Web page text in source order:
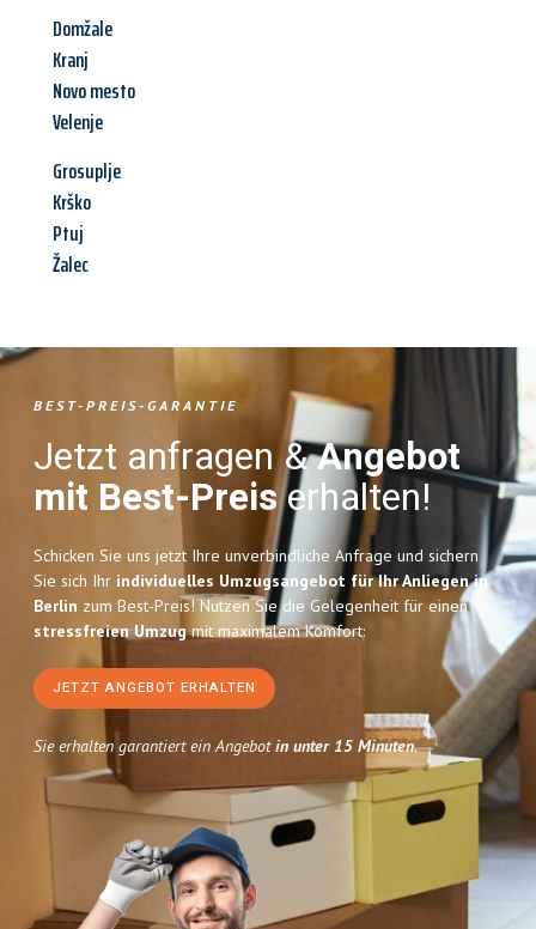
Domžale
Kranj
Novo mesto
Velenje
Grosuplje
Krško
Ptuj
Žalec
BEST-PREIS-GARANTIE
Jetzt anfragen &Angebot
mit Best-Preiserhalten!
Schicken Sie uns jetzt Ihre unverbindliche Anfrage und sichern
Sie sich Ihr individuelles Umzugsangebot für Ihr Anliegen in
Berlin zum Best-Preis! Nutzen Sie die Gelegenheit für einen
stressfreien Umzugmit maximalem Komfort:
JETZT ANGEBOT ERHALTEN
Sie erhalten garantiert ein Angebotin unter 15 Minuten.